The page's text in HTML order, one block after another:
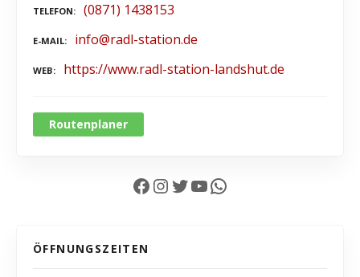
TELEFON (0871) 1438153
E-MAIL info@radl-station.de
WEB https://www.radl-station-landshut.de
Routenplaner
Facebook InstagramTwitter YouTube WhatsApp
ÖFFNUNGSZEITEN